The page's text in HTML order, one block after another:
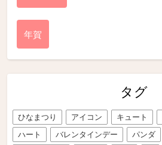
年賀
タグ
ひなまつり アイコン キュート
ハート
バレンタインデー パンダ